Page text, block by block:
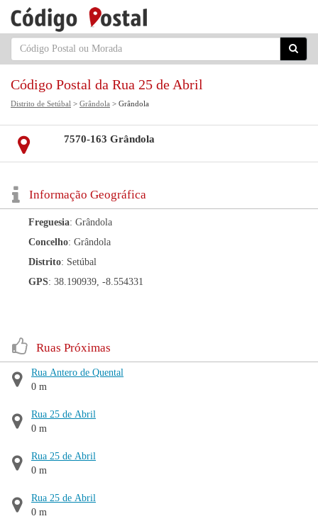
Código Postal da Rua 25 de Abril
Distrito de Setúbal > Grândola > Grândola
7570-163 Grândola
Informação Geográfica
Freguesia: Grândola
Concelho: Grândola
Distrito: Setúbal
GPS: 38.190939, -8.554331
Ruas Próximas
Rua Antero de Quental
0 m
Rua 25 de Abril
0 m
Rua 25 de Abril
0 m
Rua 25 de Abril
0 m